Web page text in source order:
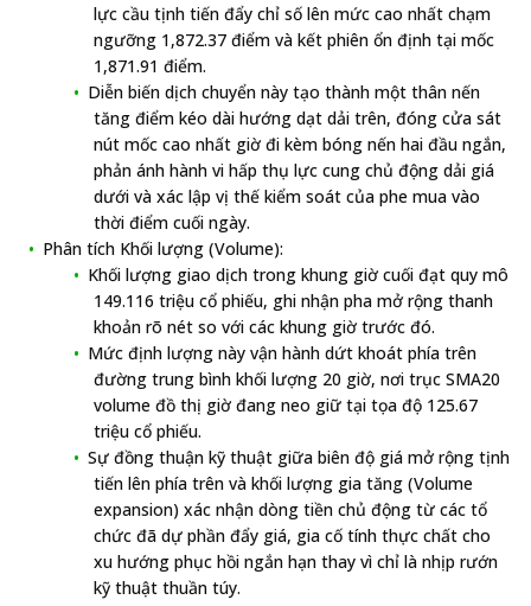
lực cầu tịnh tiến đẩy chỉ số lên mức cao nhất chạm
ngưỡng 1,872.37 điểm và kết phiên ổn định tại mốc
1,871.91 điểm.
Diễn biến dịch chuyển này tạo thành một thân nến
tăng điểm kéo dài hướng dạt dải trên, đóng cửa sát
nút mốc cao nhất giờ đi kèm bóng nến hai đầu ngắn,
phản ánh hành vi hấp thụ lực cung chủ động dải giá
dưới và xác lập vị thế kiểm soát của phe mua vào
thời điểm cuối ngày.
Phân tích Khối lượng (Volume):
Khối lượng giao dịch trong khung giờ cuối đạt quy mô
149.116 triệu cổ phiếu, ghi nhận pha mở rộng thanh
khoản rõ nét so với các khung giờ trước đó.
Mức định lượng này vận hành dứt khoát phía trên
đường trung bình khối lượng 20 giờ, nơi trục SMA20
volume đồ thị giờ đang neo giữ tại tọa độ 125.67
triệu cổ phiếu.
Sự đồng thuận kỹ thuật giữa biên độ giá mở rộng tịnh
tiến lên phía trên và khối lượng gia tăng (Volume
expansion) xác nhận dòng tiền chủ động từ các tổ
chức đã dự phần đẩy giá, gia cố tính thực chất cho
xu hướng phục hồi ngắn hạn thay vì chỉ là nhịp rướn
kỹ thuật thuần túy.